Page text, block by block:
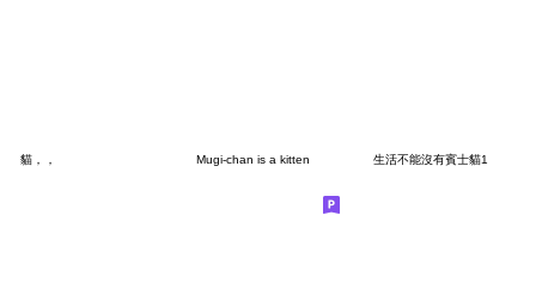
貓，， Mugi-chan is a kitten 生活不能沒有賓士貓1